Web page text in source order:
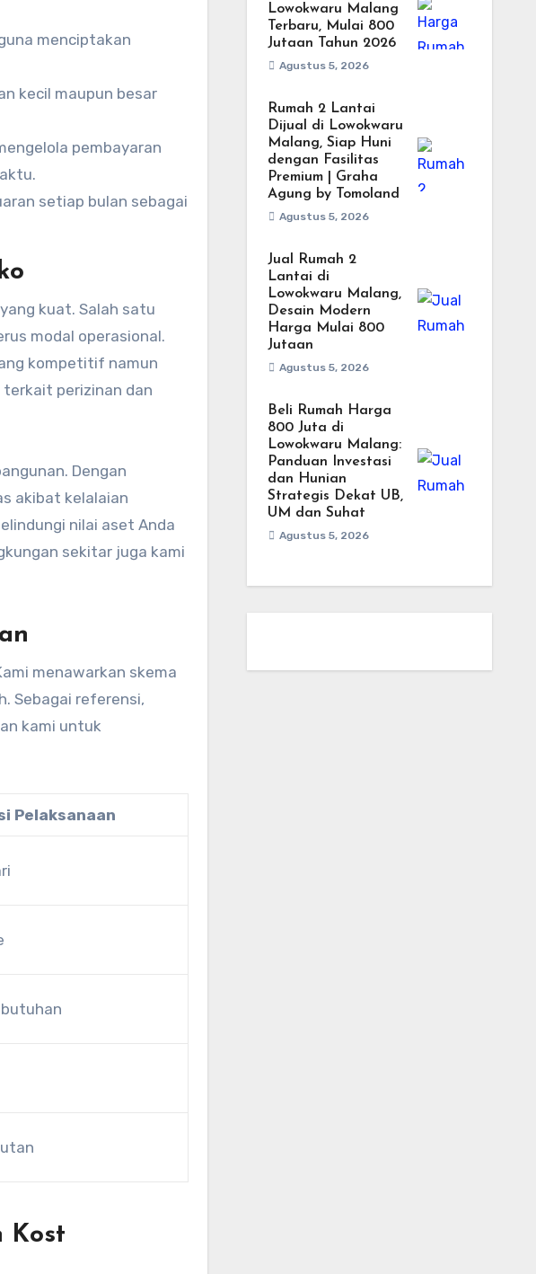
menciptakan
kecil maupun besar
pembayaran
setiap bulan sebagai
kuat. Salah satu
modal operasional.
kompetitif namun
terkait perizinan dan
Dengan
akibat kelalaian
nilai aset Anda
sekitar juga kami
menawarkan skema
Sebagai referensi,
kami untuk
Pelaksanaan
Kost
Lowokwaru Malang
Terbaru, Mulai 800
Jutaan Tahun 2026
Agustus 5, 2026
Rumah 2 Lantai
Dijual di Lowokwaru
Malang, Siap Huni
dengan Fasilitas
Premium | Graha
Agung by Tomoland
Agustus 5, 2026
Jual Rumah 2
Lantai di
Lowokwaru Malang,
Desain Modern
Harga Mulai 800
Jutaan
Agustus 5, 2026
Beli Rumah Harga
800 Juta di
Lowokwaru Malang:
Panduan Investasi
dan Hunian
Strategis Dekat UB,
UM dan Suhat
Agustus 5, 2026